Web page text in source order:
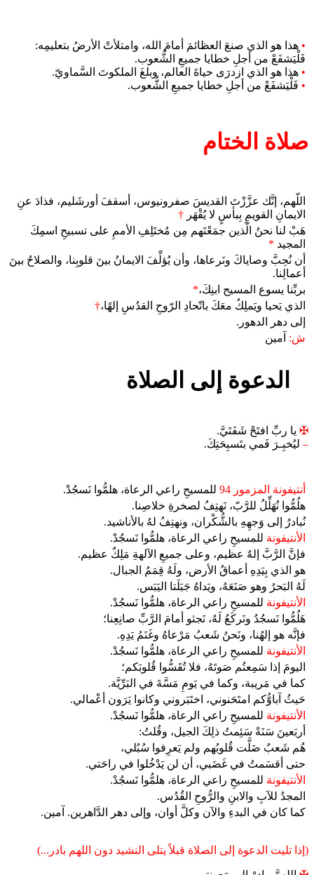
• هذا هو الذي صنعَ العظائمَ أمامَ الله، وامتلأتْ الأرضُ بتعليمِه:
فَلْيَشفَعْ من أجلِ خطايا جميعِ الشُّعوب.
• هذا هو الذي ازدرَى حياةَ العالم، وبلغَ الملكوتَ السَّماويّ.
• فَلْيَشفَعْ من أجلِ خطايا جميعِ الشُّعوب.
صلاة الختام
اللّهم، إنَّك عزَّزْتَ القديسَ صفرونيوس، أسقفَ أورشَليم، فذادَ عنِ
الايمانِ القويمِ بِبأسٍ لا يُقْهَر †
هَبْ لنا نحنُ الَّذين جمَعْتَهم مِن مُختَلِفِ الأممِ على تسبيحِ اسمِكَ
المجيد *
أن نُحِبَّ وصاياكَ ونَرعاها، وأن يُؤلِّفَ الايمانُ بينَ قلوبِنا، والصلاحُ بينَ
أعمالِنا.
بربِّنا يسوع المسيح ابنِكَ،*
الذي يَحيا ويَملِكُ معَكَ باتّحادِ الرّوحِ القدُسِ إلهًا،†
إلى دهر الدهور.
ش: آمين
الدعوة إلى الصلاة
✠ يا ربِّ افتَحْ شَفَتَيَّ.
– ليُخبِـرَ فَمي بتَسبِحَتِكَ.
أنتيفونة المزمور 94
للمسيحِ راعي الرعاة، هلمُّوا نَسجُدْ.
هلُمُّوا نُهَلِّلُ للرَّبّ، نَهتِفُ لصخرةِ خلاصِنا.
نُبادرُ إلى وَجهِهِ بالشُّكْران، ونهتِفُ لهُ بالأناشيد.
الأنتيفونة للمسيحِ راعي الرعاة، هلمُّوا نَسجُدْ.
فإنَّ الرَّبَّ إلهٌ عظيم، وعلى جميعِ الآلهةِ مَلِكٌ عظيم.
هو الذي بِيَدِهِ أعماقُ الأرض، ولَهُ قِمَمُ الجبال.
لَهُ البَحرُ وهو صَنَعَهُ، ويَداهُ جَبَلَتا اليَبَس.
الأنتيفونة للمسيحِ راعي الرعاة، هلمُّوا نَسجُدْ.
هَلُمُّوا نَسجُدُ ونَركَعُ لَهُ، نَجثو أمامَ الرَّبِّ صانِعِنا؛
فإنَّه هو إلهُنا، ونَحنُ شَعبُ مَرْعاهُ وغَنَمُ يَدِهِ.
الأنتيفونة للمسيحِ راعي الرعاة، هلمُّوا نَسجُدْ.
اليومَ إذا سَمِعتُم صَوتَهُ، فلا تُقَسُّوا قُلوبَكم؛
كما في مَريبة، وكما في يَومِ مَسَّةَ في البَرِّيَّة.
حَيثُ آباوُّكم امتَحَنوني، اختَبَروني وكانوا يَرَون أعْمالي.
الأنتيفونة للمسيحِ راعي الرعاة، هلمُّوا نَسجُدْ.
أربَعينَ سَنَةً سَئِمتُ ذلِكَ الجيل، وقُلتُ:
هُم شَعبٌ ضَلَّت قُلوبُهم ولم يَعرِفوا سُبُلي،
حتى أقسَمتُ في غَضَبي، أن لن يَدْخُلوا في راحَتي.
الأنتيفونة للمسيحِ راعي الرعاة، هلمُّوا نَسجُدْ.
المجدُ للآبِ والابنِ والرُّوحِ القُدُس.
كما كان في البدءِ والآن وكلَّ أوان، وإلى دهر الدَّاهرين. آمين.
(إذا تليت الدعوة إلى الصلاة قبلاً يتلى النشيد دون اللهم بادر...)